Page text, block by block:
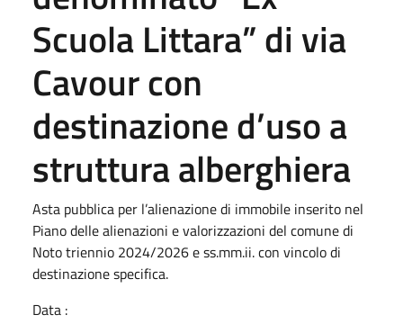
Scuola Littara” di via
Cavour con
destinazione d’uso a
struttura alberghiera
Asta pubblica per l’alienazione di immobile inserito nel
Piano delle alienazioni e valorizzazioni del comune di
Noto triennio 2024/2026 e ss.mm.ii. con vincolo di
destinazione specifica.
Data :